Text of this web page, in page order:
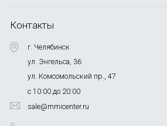
Контакты
г. Челябинск
ул. Энгельса, 36
ул. Комсомольский пр., 47
с 10:00 до 20:00
sale@mmicenter.ru